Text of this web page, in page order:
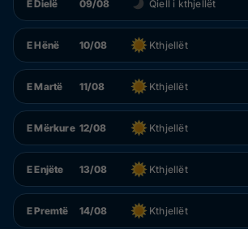
E Dielë 09/08 Qiell i kthjellët
E Hënë 10/08 Kthjellët
E Martë 11/08 Kthjellët
E Mërkure 12/08 Kthjellët
E Enjëte 13/08 Kthjellët
E Premtë 14/08 Kthjellët